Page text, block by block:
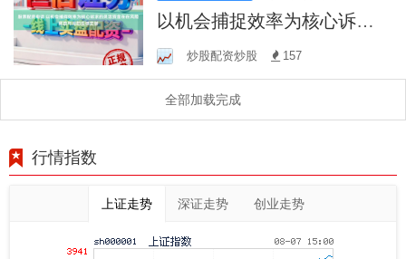
以机会捕捉效率为核心诉求
的灵活资金在在风险释放与
局部反弹交替
炒股配资炒股 157
全部加载完成
行情指数
上证走势 深证走势 创业走势